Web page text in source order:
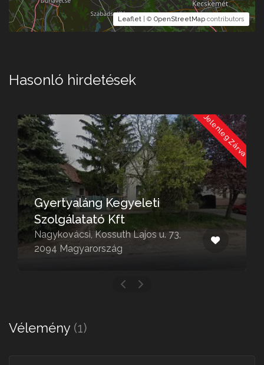
Leaflet | © OpenStreetMap contributors
Hasonló hirdetések
Jelenleg Zárva
Gyertyaláng Kegyeleti
Szolgálatató Kft
Nagykovácsi, Kossuth Lajos u. 73,
2094 Magyarország
Vélemény (1)